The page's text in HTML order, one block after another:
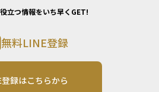
立つ情報をいち早くGET!
無料LINE登録
登録はこちらから